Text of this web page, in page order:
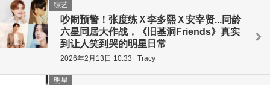
吵闹预警！张度练Ｘ李多熙Ｘ安宰贤...同龄
六星同居大作战，《旧基洞Friends》真实
到让人笑到哭的明星日常
综艺
2026年2月13日 10:33 Tracy
明星